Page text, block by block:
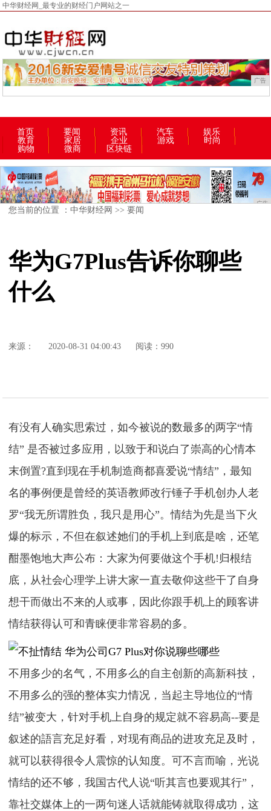
中华财经网_最专业的财经门户网站之一
广告
首页 要闻 资讯 汽车
娱乐
教育
家居 企业 游戏
时尚
购物
微商 区块链
广告
您当前的位置 ：中华财经网 >>要闻
华为G7Plus告诉你聊些
什么
来源： 2020-08-31 04:00:43 阅读：990
有没有人确实思索过，如今被说的数最多的两字“情
结” 是否被过多应用，以致于和说白了崇高的心情本
末倒置?直到现在手机制造商都喜爱说“情结”，最知
名的事例便是曾经的英语教师改行锤子手机创办人老
罗“我无所谓胜负，我只是用心”。情结为先是当下火
爆的标示，不但在叙述她们的手机上到底是啥，还笔
酣墨饱地大声公布：大家为何要做这个手机!归根结
底，从社会心理学上讲大家一直去敬仰这些干了自身
想干而做出不来的人或事，因此你跟手机上的顾客讲
情结获得认可和青睐便非常容易的多。
不用多少的名气，不用多么的自主创新的高新科技，
不用多么的强的整体实力情况，当起主导地位的“情
结”被变大，针对手机上自身的规定就不容易高--要是
叙述的語言充足好看，对现有商品的进攻充足及时，
就可以获得很令人震惊的认知度。可不言而喻，光说
情结的还不够，我国古代人说“听其言也要观其行”，
靠社交媒体上的一两句迷人话就能铸就取得成功，这